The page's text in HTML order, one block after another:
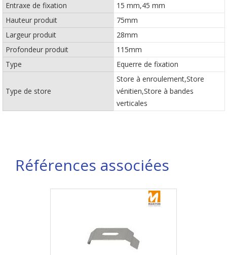
Entraxe de fixation
15 mm,45 mm
Hauteur produit
75mm
Largeur produit
28mm
Profondeur produit
115mm
Type
Equerre de fixation
Type de store
Store à enroulement,Store
vénitien,Store à bandes
verticales
Références associées